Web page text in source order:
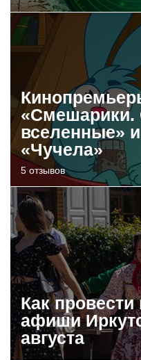
«Смешарики.
вселенные»
«Чучела»
5 отзывов
Как
афиши
августа